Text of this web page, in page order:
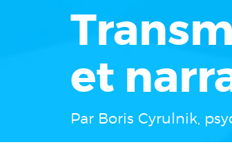
et
Par Boris Cyrulnik,